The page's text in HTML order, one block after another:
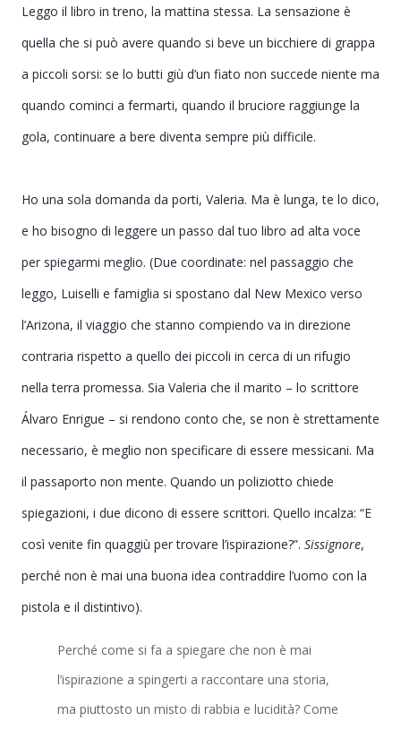
Leggo il libro in treno, la mattina stessa. La sensazione è
quella che si può avere quando si beve un bicchiere di grappa
a piccoli sorsi: se lo butti giù d’un fiato non succede niente ma
quando cominci a fermarti, quando il bruciore raggiunge la
gola, continuare a bere diventa sempre più difficile.
Ho una sola domanda da porti, Valeria. Ma è lunga, te lo dico,
e ho bisogno di leggere un passo dal tuo libro ad alta voce
per spiegarmi meglio. (Due coordinate: nel passaggio che
leggo, Luiselli e famiglia si spostano dal New Mexico verso
l’Arizona, il viaggio che stanno compiendo va in direzione
contraria rispetto a quello dei piccoli in cerca di un rifugio
nella terra promessa. Sia Valeria che il marito – lo scrittore
Álvaro Enrigue – si rendono conto che, se non è strettamente
necessario, è meglio non specificare di essere messicani. Ma
il passaporto non mente. Quando un poliziotto chiede
spiegazioni, i due dicono di essere scrittori. Quello incalza: “E
così venite fin quaggiù per trovare l’ispirazione?”. Sissignore,
perché non è mai una buona idea contraddire l’uomo con la
pistola e il distintivo).
Perché come si fa a spiegare che non è mai
l’ispirazione a spingerti a raccontare una storia,
ma piuttosto un misto di rabbia e lucidità? Come